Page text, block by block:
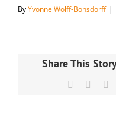
ByYvonne Wolff-Bonsdorff |
Share This
Facebook